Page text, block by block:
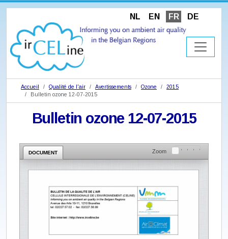
NL EN FR DE
Accueil Qualité de l'air Avertissements Ozone
2015
Bulletin ozone 12-07-2015
Bulletin ozone 12-07-2015
DOCUMENT Zoom